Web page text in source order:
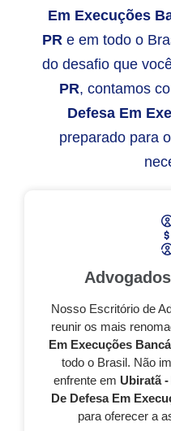
Em Execuções
PRe em todo o
do desafio que
PR, contamos
Defesa Em
preparado para
Nosso Escritório de
reunir os mais
Em Execuções
todo o Brasil. Não
enfrente em Ubiratã -
De Defesa Em
para oferecer a